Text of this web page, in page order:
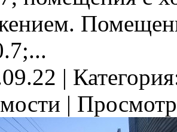
|
|